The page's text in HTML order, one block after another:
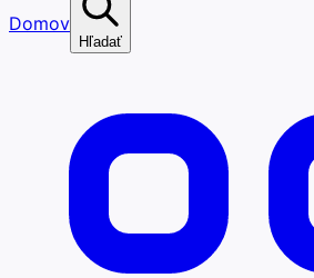
Domov
Hľadať